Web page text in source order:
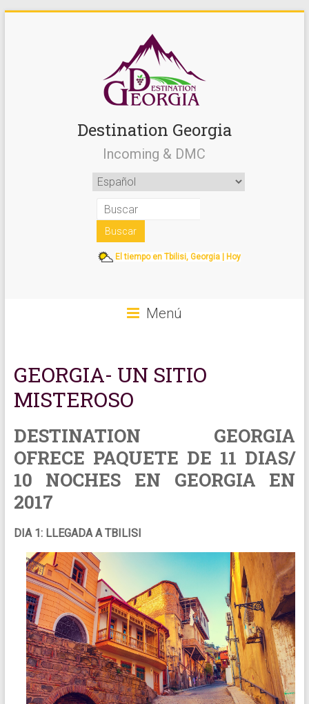
Destination Georgia
Incoming & DMC
El tiempo en Tbilisi, Georgia | Hoy
Menú
GEORGIA- UN SITIO
MISTEROSO
DESTINATION GEORGIA
OFRECE PAQUETE DE 11 DIAS/
10 NOCHES EN GEORGIA EN
2017
DIA 1: LLEGADA A TBILISI